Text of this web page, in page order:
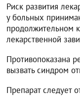
Риск развития
у больных
продолжительном
лекарственной
Противопоказана
вызвать синдром
Препарат следует